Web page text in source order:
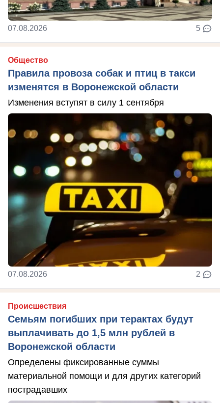
07.08.2026 5
Общество
Правила провоза собак и птиц в такси
изменятся в Воронежской области
Изменения вступят в силу 1 сентября
07.08.2026 2
Происшествия
Семьям погибших при терактах будут
выплачивать до 1,5 млн рублей в
Воронежской области
Определены фиксированные суммы
материальной помощи и для других категорий
пострадавших